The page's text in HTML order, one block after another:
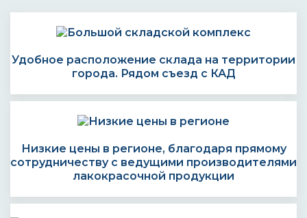
Удобное расположение склада на территории
города. Рядом съезд с КАД
Низкие цены в регионе, благодаря прямому
сотрудничеству с ведущими производителями
лакокрасочной продукции